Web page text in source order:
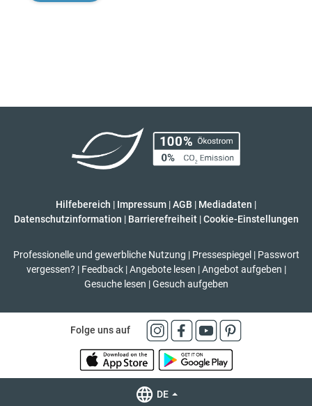
Hilfebereich | Impressum |AGB | Mediadaten |
Datenschutzinformation | Barrierefreiheit | Cookie-Einstellungen
Professionelle und gewerbliche Nutzung | Pressespiegel | Passwort
vergessen? | Feedback | Angebote lesen | Angebot aufgeben |
Gesuche lesen | Gesuch aufgeben
Folge uns auf
DE